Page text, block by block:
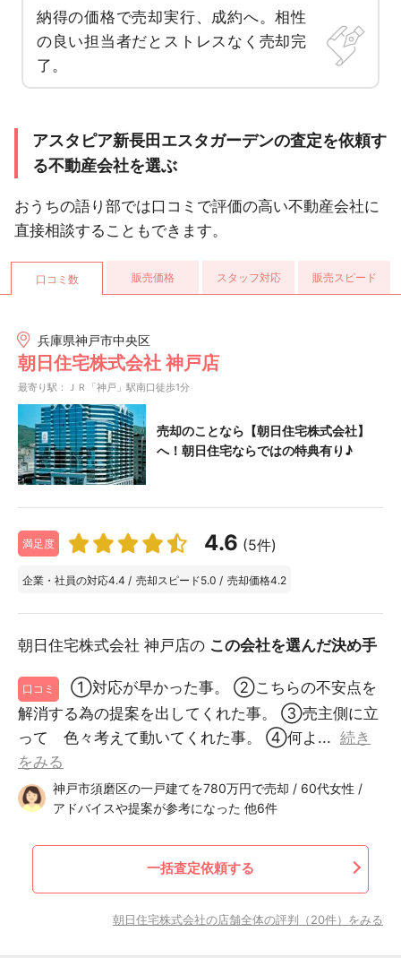
納得の価格で売却実行、成約へ。相性
の良い担当者だとストレスなく売却完
了。
アスタピア新長田エスタガーデンの査定を依頼す
る不動産会社を選ぶ
おうちの語り部では口コミで評価の高い不動産会社に
直接相談することもできます。
口コミ数 販売価格 スタッフ対応 販売スピード
兵庫県神戸市中央区
朝日住宅株式会社 神戸店
最寄り駅：ＪＲ「神戸」駅南口徒歩1分
売却のことなら【朝日住宅株式会社】
へ！朝日住宅ならではの特典有り♪
満足度 4.6 (5件)
企業・社員の対応4.4 / 売却スピード5.0 / 売却価格4.2
朝日住宅株式会社 神戸店の この会社を選んだ決め手
口コミ
①対応が早かった事。 ②こちらの不安点を
解消する為の提案を出してくれた事。 ③売主側に立
って 色々考えて動いてくれた事。 ④何よ... 続き
をみる
神戸市須磨区の一戸建てを780万円で売却 / 60代女性 /
アドバイスや提案が参考になった 他6件
一括査定依頼する
朝日住宅株式会社の店舗全体の評判（20件）をみる